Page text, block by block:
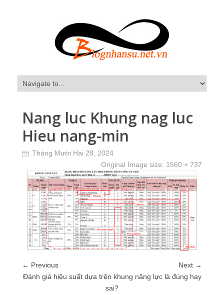
Nang luc Khung nag luc
Hieu nang-min
Tháng Mười Hai 28, 2024
Original Image size: 1560 × 737
← Previous
Next →
Đánh giá hiệu suất dựa trên khung năng lực là đúng hay
sai?